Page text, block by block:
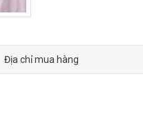
Địa chỉ mua hàng